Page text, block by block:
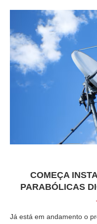
COMEÇA
PARABÓLICAS
Já está em andamento o